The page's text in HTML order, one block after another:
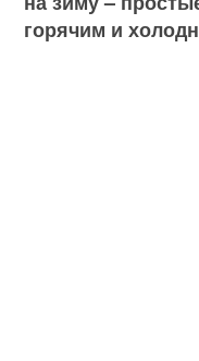
горячим и